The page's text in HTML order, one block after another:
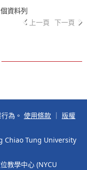
資料列
上一頁 下一頁
為。 使用條款
版權
Chiao Tung University
教學中心 (NYCU